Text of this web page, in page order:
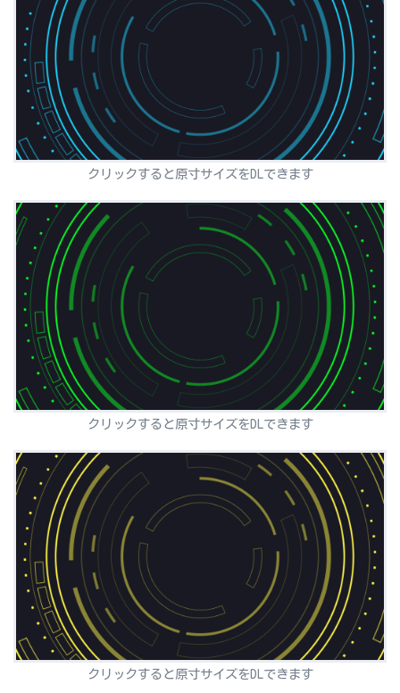
クリックすると原寸サイズをDLできます
クリックすると原寸サイズをDLできます
クリックすると原寸サイズをDLできます